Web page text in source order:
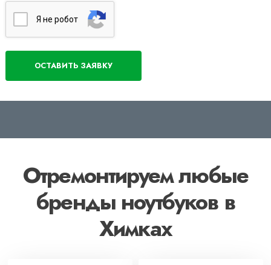
Я нe poбoт
Отремонтируем любые
бренды ноутбуков в
Химках